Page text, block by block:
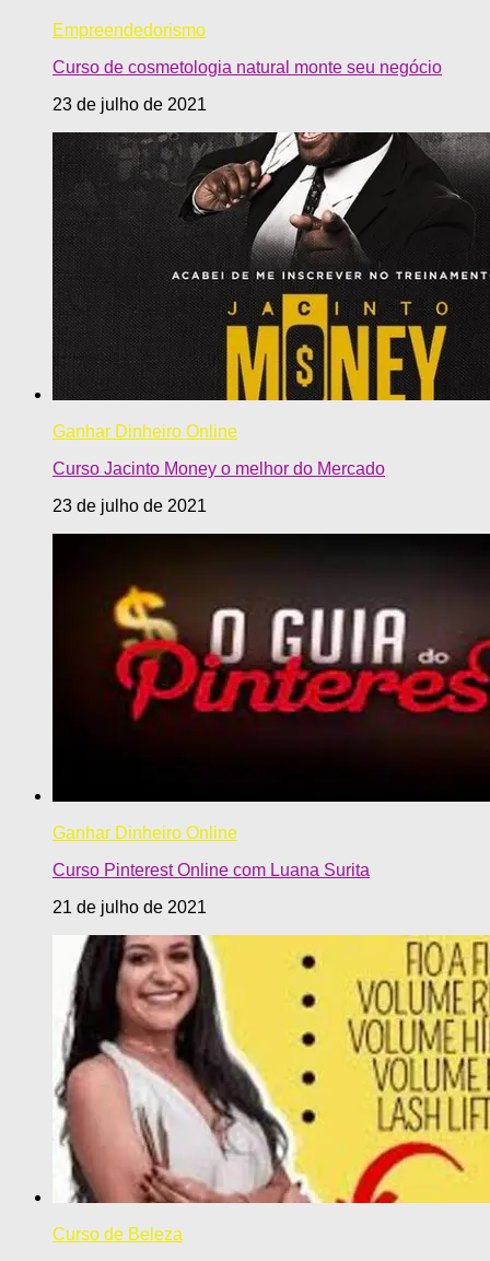
Empreendedorismo
Curso de cosmetologia natural monte seu negócio
23 de julho de 2021
Ganhar Dinheiro Online
Curso Jacinto Money o melhor do Mercado
23 de julho de 2021
Ganhar Dinheiro Online
Curso Pinterest Online com Luana Surita
21 de julho de 2021
Curso de Beleza